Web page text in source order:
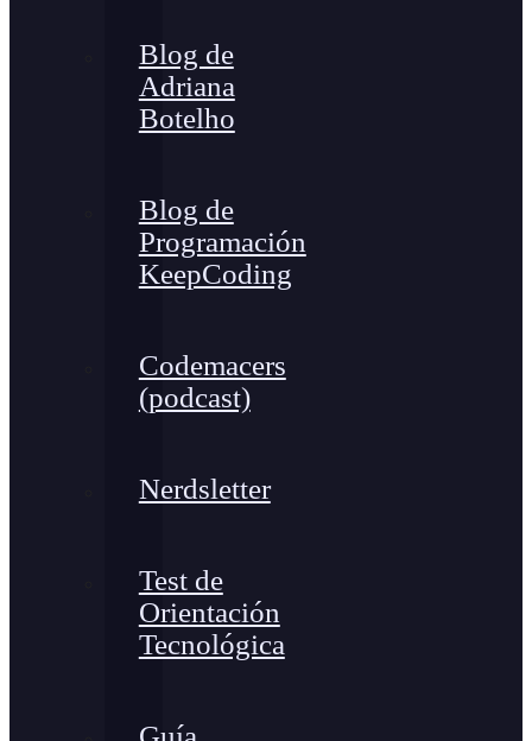
Blog de
Adriana
Botelho
Blog de
Programación
KeepCoding
Codemacers
(podcast)
Nerdsletter
Test de
Orientación
Tecnológica